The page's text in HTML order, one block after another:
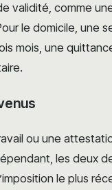
validité, comme
le domicile, une
mois, une
ou une
les deux
le plus